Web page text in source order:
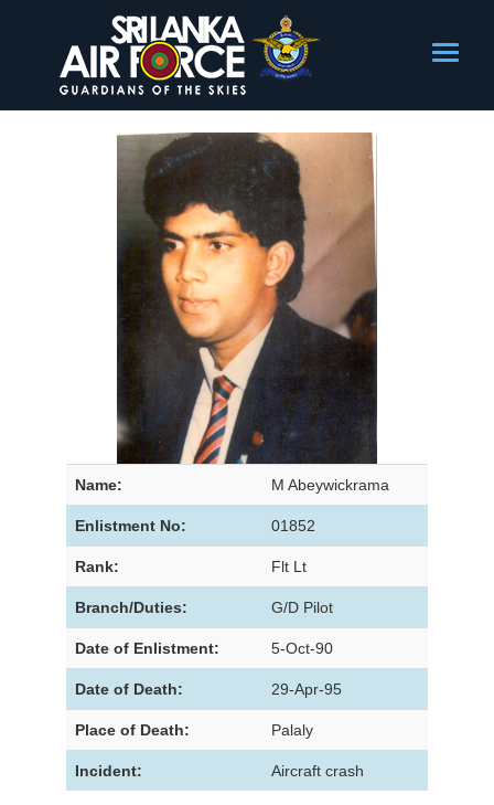
Name: M Abeywickrama
Enlistment No: 01852
Rank: Flt Lt
Branch/Duties: G/D Pilot
Date of Enlistment: 5-Oct-90
Date of Death: 29-Apr-95
Place of Death: Palaly
Incident: Aircraft crash